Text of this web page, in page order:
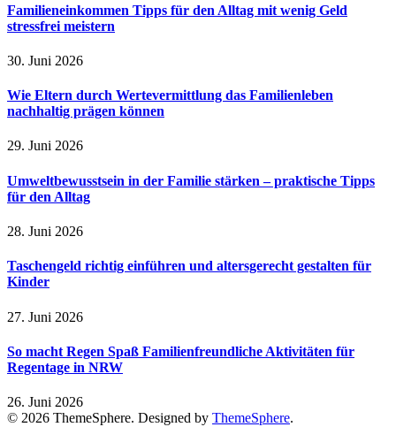
Familieneinkommen Tipps für den Alltag mit wenig Geld
stressfrei meistern
30. Juni 2026
Wie Eltern durch Wertevermittlung das Familienleben
nachhaltig prägen können
29. Juni 2026
Umweltbewusstsein in der Familie stärken – praktische Tipps
für den Alltag
28. Juni 2026
Taschengeld richtig einführen und altersgerecht gestalten für
Kinder
27. Juni 2026
So macht Regen Spaß Familienfreundliche Aktivitäten für
Regentage in NRW
26. Juni 2026
© 2026 ThemeSphere. Designed by ThemeSphere.